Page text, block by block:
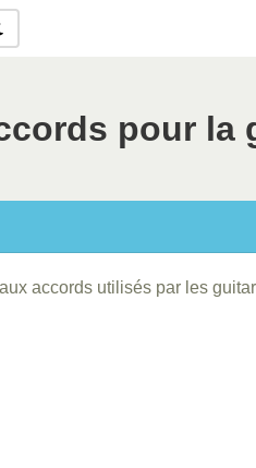
pour la
accords utilisés par les